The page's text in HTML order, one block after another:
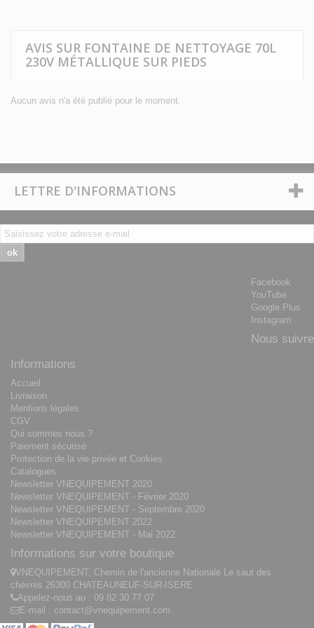
AVIS SUR FONTAINE DE NETTOYAGE 70L
230V MÉTALLIQUE SUR PIEDS
Aucun avis n'a été publié pour le moment.
LETTRE D'INFORMATIONS
ok
Facebook
YouTube
Google Plus
Instagram
Nous suivre
Informations
Accueil
Livraison
Mentions légales
CGV
Qui sommes nous ?
Paiement sécurisé
Protection de la vie privée et Cookies
Catalogues
Newsletter VNEQUIPEMENT 2020
Newsletter VNEQUIPEMENT - Février 2020
Newsletter VNEQUIPEMENT - Septembre 2020
Newsletter VNEQUIPEMENT 2022
Newsletter VNEQUIPEMENT - Mai 2022
Informations sur votre boutique
VNEQUIPEMENT, Chemin de l'ancienne Nationale Le saut des
chèvres 26300 CHATEAUNEUF-SUR-ISERE
Appelez-nous au : 09 82 30 77 07
E-mail : contact@vnequipement.com